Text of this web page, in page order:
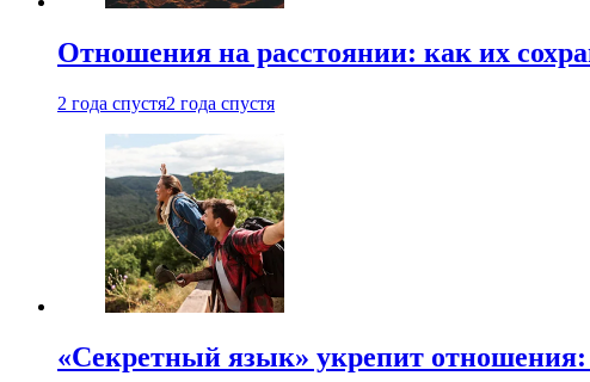
Отношения на расстоянии: как их
2 года спустя2 года спустя
«Секретный язык» укрепит отношения: